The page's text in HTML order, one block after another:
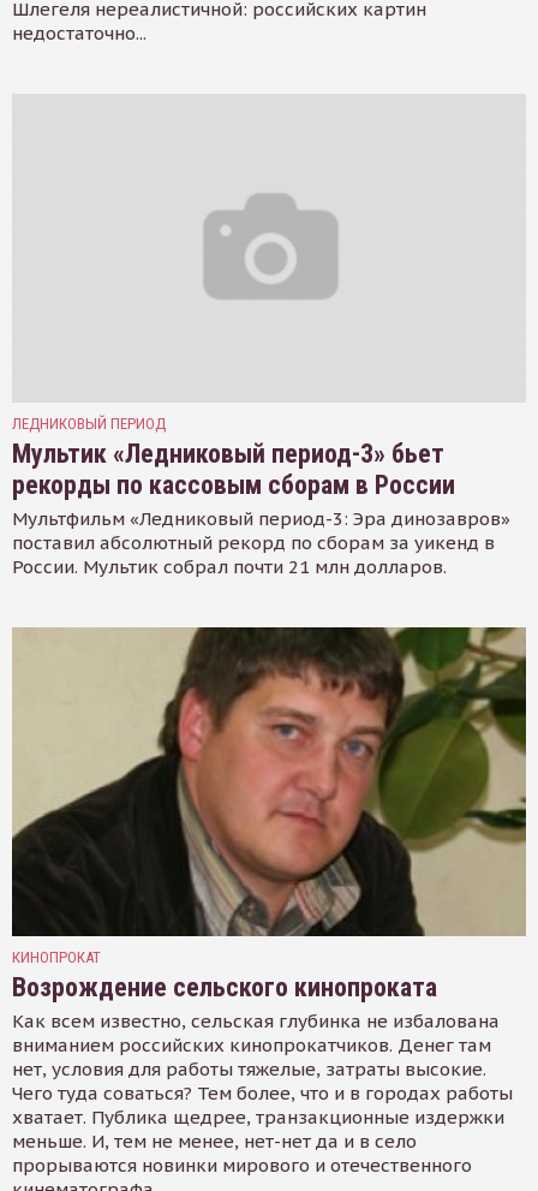
Шлегеля нереалистичной: российских картин
недостаточно...
ЛЕДНИКОВЫЙ ПЕРИОД
Мультик «Ледниковый период-3» бьет
рекорды по кассовым сборам в России
Мультфильм «Ледниковый период-3: Эра динозавров»
поставил абсолютный рекорд по сборам за уикенд в
России. Мультик собрал почти 21 млн долларов.
КИНОПРОКАТ
Возрождение сельского кинопроката
Как всем известно, сельская глубинка не избалована
вниманием российских кинопрокатчиков. Денег там
нет, условия для работы тяжелые, затраты высокие.
Чего туда соваться? Тем более, что и в городах работы
хватает. Публика щедрее, транзакционные издержки
меньше. И, тем не менее, нет-нет да и в село
прорываются новинки мирового и отечественного